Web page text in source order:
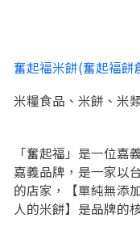
奮起福米餅(奮起福餅
米糧食品、米餅、米
「奮起福」是一位嘉
嘉義品牌，是一家以
的店家，【單純無添
人的米餅】是品牌的